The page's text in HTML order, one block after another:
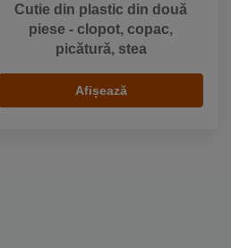
Cutie din plastic din două
piese - clopot, copac,
picătură, stea
Afișează